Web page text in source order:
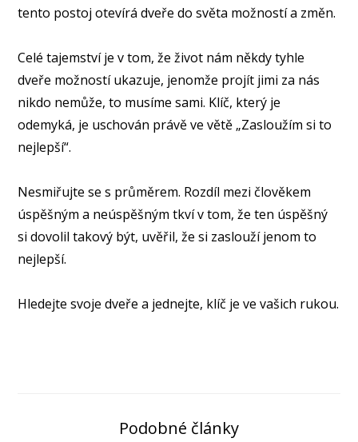
tento postoj otevírá dveře do světa možností a změn.
Celé tajemství je v tom, že život nám někdy tyhle
dveře možností ukazuje, jenomže projít jimi za nás
nikdo nemůže, to musíme sami. Klíč, který je
odemyká, je uschován právě ve větě „Zasloužím si to
nejlepší“.
Nesmiřujte se s průměrem. Rozdíl mezi člověkem
úspěšným a neúspěšným tkví v tom, že ten úspěšný
si dovolil takový být, uvěřil, že si zaslouží jenom to
nejlepší.
Hledejte svoje dveře a jednejte, klíč je ve vašich rukou.
Podobné články